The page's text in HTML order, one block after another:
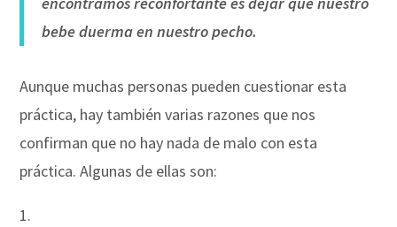
bebe duerma en nuestro pecho.
Aunque muchas personas pueden cuestionar esta
práctica, hay también varias razones que nos
confirman que no hay nada de malo con esta
práctica. Algunas de ellas son: